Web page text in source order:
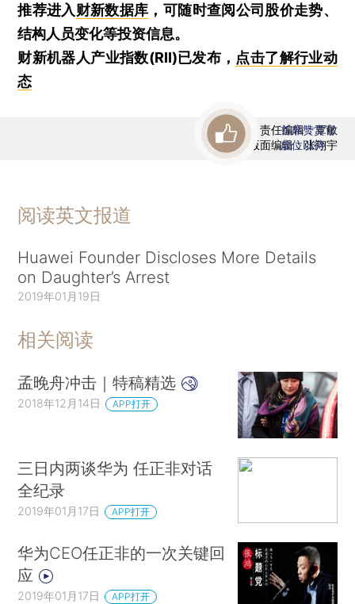
推荐进入财新数据库 ，可随时查阅公司股价走势、
结构人员变化等投资信息。
财新机器人产业指数(RII)已发布， 点击了解行业动
态
责任编辑：覃敏
版面编辑：张翔宇
首席赞赏官
虚位以待
阅读英文报道
Huawei Founder Discloses More Details
on Daughter’s Arrest
2019年01月19日
相关阅读
孟晚舟冲击｜特稿精选
2018年12月14日 APP打开
三日内两谈华为 任正非对话
全纪录
2019年01月17日 APP打开
华为CEO任正非的一次关键回
应
2019年01月17日 APP打开